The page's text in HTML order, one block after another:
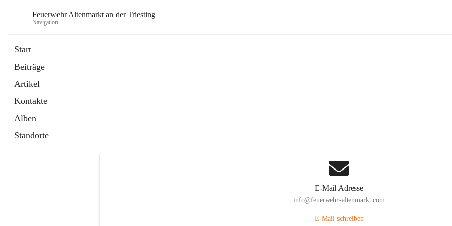
Feuerwehr Altenmarkt an der Triesting
Navigation
Start
Beiträge
Artikel
Kontakte
Alben
Standorte
E-Mail Adresse
info@feuerwehr-altenmarkt.com
E-Mail schreiben